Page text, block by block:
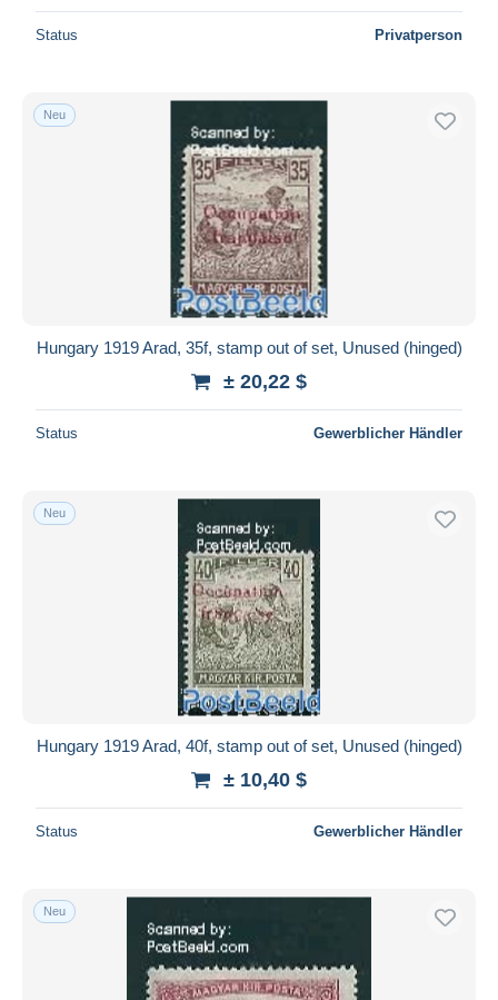
Status Privatperson
Neu
Hungary 1919 Arad, 35f, stamp out of set, Unused (hinged)
± 20,22 $
Status Gewerblicher Händler
Neu
Hungary 1919 Arad, 40f, stamp out of set, Unused (hinged)
± 10,40 $
Status Gewerblicher Händler
Neu